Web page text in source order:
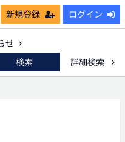
新規登録 ログイン
せ
検索
詳細検索